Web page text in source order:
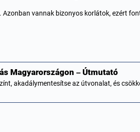
Azonban vannak bizonyos korlátok, ezért
Magyarországon – Útmutató
akadálymentesítse az útvonalat, és